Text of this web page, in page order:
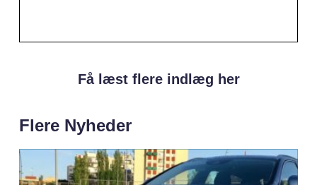
Få læst flere indlæg her
Flere Nyheder